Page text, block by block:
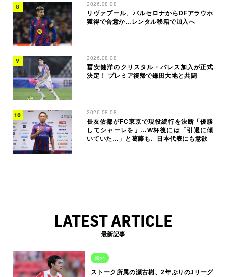
2026.08.08
リヴァプール、バルセロナからDFアラウホ
獲得で合意か…レンタル移籍で加入へ
2026.08.08
冨安健洋のクリスタル・パレス加入が正式
決定！ プレミア復帰で鎌田大地と共闘
2026.08.08
長友佑都がFC東京で現役続行を決断「優勝
してシャーレを」…W杯後には「引退に傾
いていた…」と葛藤も、日本代表にも意欲
LATEST ARTICLE
最新記事
海外
ストーク所属の瀬古樹、2年ぶりのJリーグ